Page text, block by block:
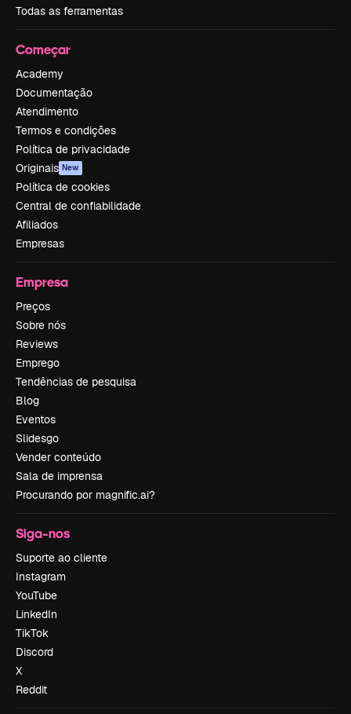
Todas as ferramentas
Começar
Academy
Documentação
Atendimento
Termos e condições
Política de privacidade
Originais New
Política de cookies
Central de confiabilidade
Afiliados
Empresas
Empresa
Preços
Sobre nós
Reviews
Emprego
Tendências de pesquisa
Blog
Eventos
Slidesgo
Vender conteúdo
Sala de imprensa
Procurando por magnific.ai?
Siga-nos
Suporte ao cliente
Instagram
YouTube
LinkedIn
TikTok
Discord
X
Reddit